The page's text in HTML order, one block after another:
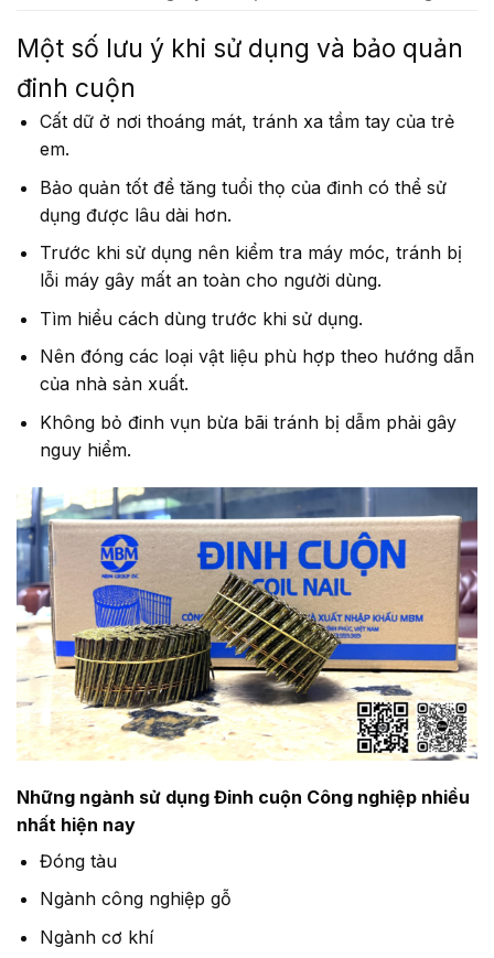
Một số lưu ý khi sử dụng và bảo quản
đinh cuộn
Cất dữ ở nơi thoáng mát, tránh xa tầm tay của trẻ
em.
Bảo quản tốt để tăng tuổi thọ của đinh có thể sử
dụng được lâu dài hơn.
Trước khi sử dụng nên kiểm tra máy móc, tránh bị
lỗi máy gây mất an toàn cho người dùng.
Tìm hiểu cách dùng trước khi sử dụng.
Nên đóng các loại vật liệu phù hợp theo hướng dẫn
của nhà sản xuất.
Không bỏ đinh vụn bừa bãi tránh bị dẫm phải gây
nguy hiểm.
Những ngành sử dụng Đinh cuộn Công nghiệp nhiều
nhất hiện nay
Đóng tàu
Ngành công nghiệp gỗ
Ngành cơ khí